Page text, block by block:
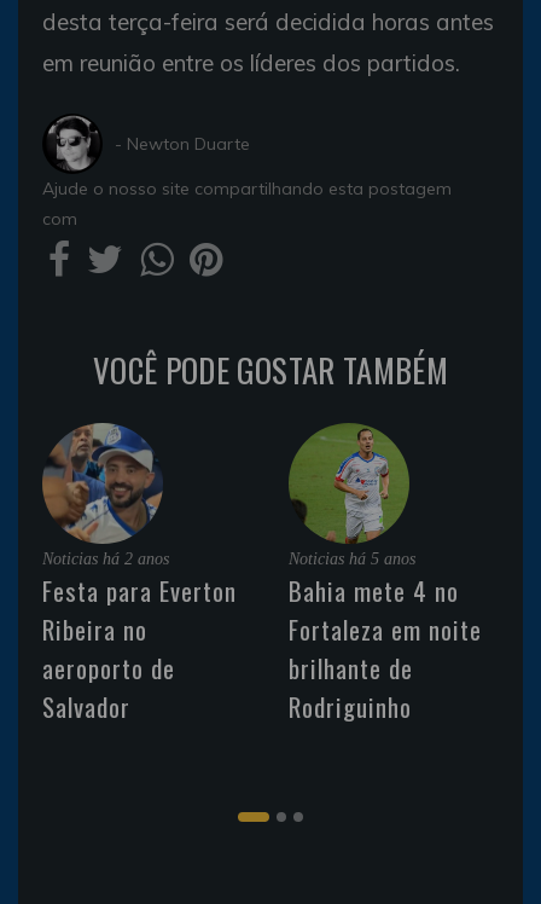
desta terça-feira será decidida horas antes
em reunião entre os líderes dos partidos.
- Newton Duarte
Ajude o nosso site compartilhando esta postagem
com
VOCÊ PODE GOSTAR TAMBÉM
Noticias há 2 anos
Festa para Everton
Ribeira no
aeroporto de
Salvador
Noticias há 5 anos
Bahia mete 4 no
Fortaleza em noite
brilhante de
Rodriguinho